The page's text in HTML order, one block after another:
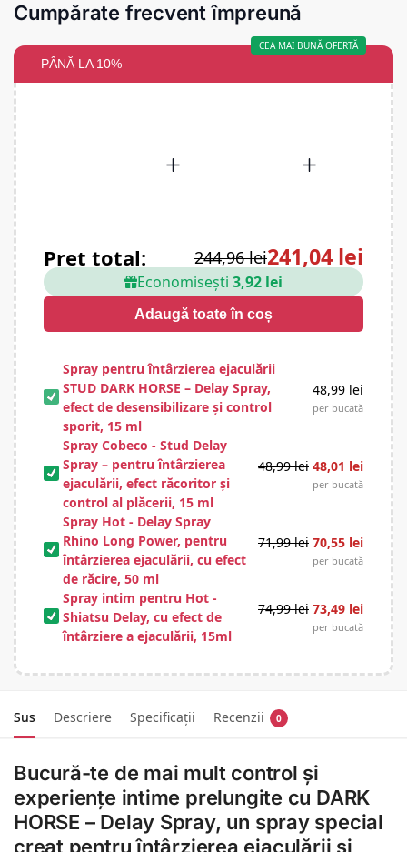
Cumpărate frecvent împreună
CEA MAI BUNĂ OFERTĂ
PÂNĂ LA 10%
Preț total: 244,96 lei241,04 lei
Economisești 3,92 lei
Adaugă toate în coș
Spray pentru întârzierea ejaculării
STUD DARK HORSE – Delay Spray,
efect de desensibilizare și control
sporit, 15 ml
48,99 lei
per bucată
Spray Cobeco - Stud Delay
Spray – pentru întârzierea
ejaculării, efect răcoritor și
control al plăcerii, 15 ml
48,99lei 48,01 lei
per bucată
Spray Hot - Delay Spray
Rhino Long Power, pentru
întârzierea ejaculării, cu efect
de răcire, 50 ml
71,99lei 70,55 lei
per bucată
Spray intim pentru Hot -
Shiatsu Delay, cu efect de
întârziere a ejaculării, 15ml
74,99lei 73,49 lei
per bucată
Sus Descriere Specificații Recenzii 0
Bucură-te de mai mult control și
experiențe intime prelungite cu DARK
HORSE – Delay Spray, un spray special
creat pentru întârzierea ejaculării și